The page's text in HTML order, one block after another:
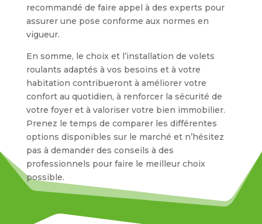
recommandé de faire appel à des experts pour
assurer une pose conforme aux normes en
vigueur.
En somme, le choix et l’installation de volets
roulants adaptés à vos besoins et à votre
habitation contribueront à améliorer votre
confort au quotidien, à renforcer la sécurité de
votre foyer et à valoriser votre bien immobilier.
Prenez le temps de comparer les différentes
options disponibles sur le marché et n’hésitez
pas à demander des conseils à des
professionnels pour faire le meilleur choix
possible.